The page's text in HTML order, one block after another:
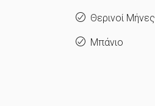
Θερινοί Μήνες
Μπάνιο